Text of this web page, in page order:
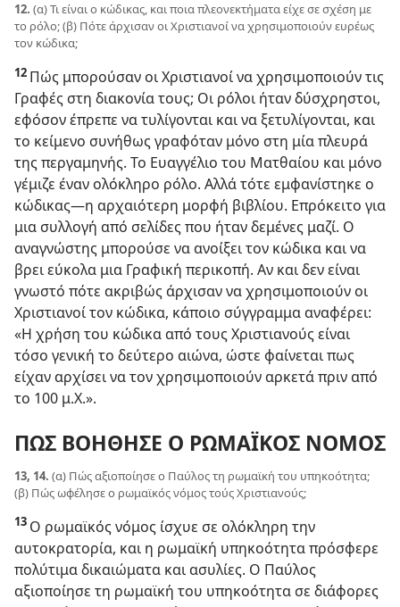
12. (α) Τι είναι ο κώδικας, και ποια πλεονεκτήματα είχε σε σχέση με
το ρόλο; (β) Πότε άρχισαν οι Χριστιανοί να χρησιμοποιούν ευρέως
τον κώδικα;
12 Πώς μπορούσαν οι Χριστιανοί να χρησιμοποιούν τις
Γραφές στη διακονία τους; Οι ρόλοι ήταν δύσχρηστοι,
εφόσον έπρεπε να τυλίγονται και να ξετυλίγονται, και
το κείμενο συνήθως γραφόταν μόνο στη μία πλευρά
της περγαμηνής. Το Ευαγγέλιο του Ματθαίου και μόνο
γέμιζε έναν ολόκληρο ρόλο. Αλλά τότε εμφανίστηκε ο
κώδικας—η αρχαιότερη μορφή βιβλίου. Επρόκειτο για
μια συλλογή από σελίδες που ήταν δεμένες μαζί. Ο
αναγνώστης μπορούσε να ανοίξει τον κώδικα και να
βρει εύκολα μια Γραφική περικοπή. Αν και δεν είναι
γνωστό πότε ακριβώς άρχισαν να χρησιμοποιούν οι
Χριστιανοί τον κώδικα, κάποιο σύγγραμμα αναφέρει:
«Η χρήση του κώδικα από τους Χριστιανούς είναι
τόσο γενική το δεύτερο αιώνα, ώστε φαίνεται πως
είχαν αρχίσει να τον χρησιμοποιούν αρκετά πριν από
το 100 μ.Χ.».
ΠΩΣ ΒΟΗΘΗΣΕ Ο ΡΩΜΑΪΚΟΣ ΝΟΜΟΣ
13, 14. (α) Πώς αξιοποίησε ο Παύλος τη ρωμαϊκή του υπηκοότητα;
(β) Πώς ωφέλησε ο ρωμαϊκός νόμος τούς Χριστιανούς;
13 Ο ρωμαϊκός νόμος ίσχυε σε ολόκληρη την
αυτοκρατορία, και η ρωμαϊκή υπηκοότητα πρόσφερε
πολύτιμα δικαιώματα και ασυλίες. Ο Παύλος
αξιοποίησε τη ρωμαϊκή του υπηκοότητα σε διάφορες